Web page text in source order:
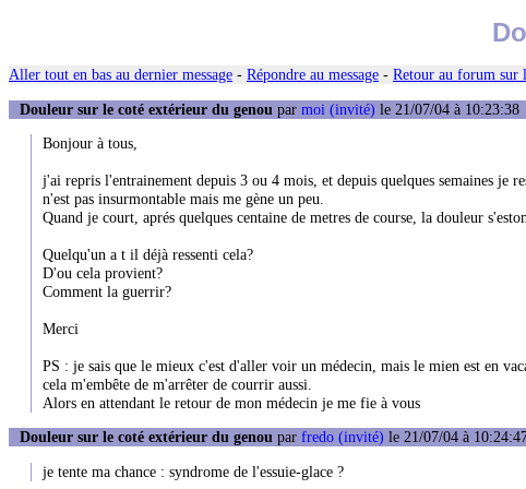
Aller tout en bas au dernier message - Répondre au message - Retour au forum sur
Douleur sur le coté extérieur du genou par moi (invité) le 21/07/04 à 10:23:38
Bonjour à tous,
j'ai repris l'entrainement depuis 3 ou 4 mois, et depuis quelques semaines je
n'est pas insurmontable mais me gène un peu.
Quand je court, aprés quelques centaine de metres de course, la douleur
Quelqu'un a t il déjà ressenti cela?
D'ou cela provient?
Comment la guerrir?
Merci
PS : je sais que le mieux c'est d'aller voir un médecin, mais le mien est en
cela m'embête de m'arrêter de courrir aussi.
Alors en attendant le retour de mon médecin je me fie à vous
Douleur sur le coté extérieur du genou par fredo (invité) le 21/07/04 à
je tente ma chance : syndrome de l'essuie-glace ?